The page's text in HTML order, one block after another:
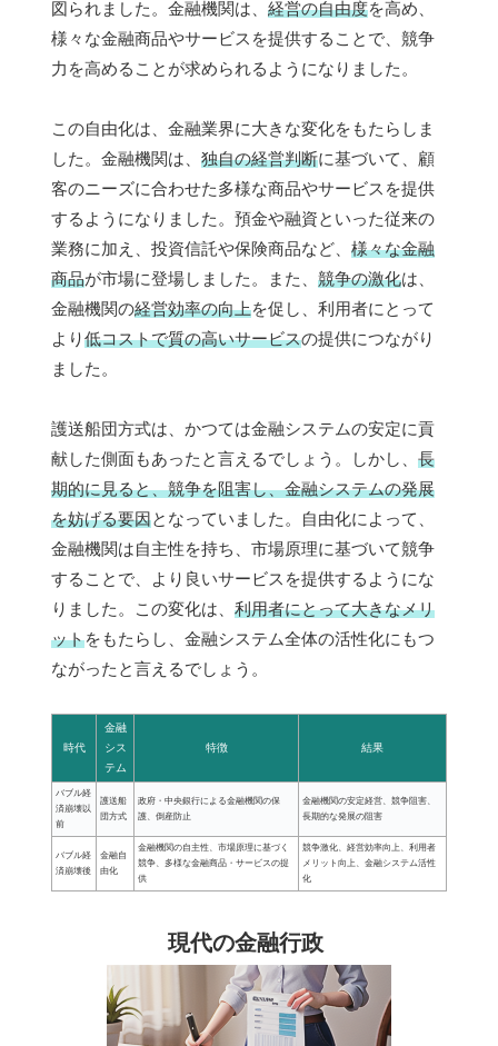
図られました。金融機関は、 経営の自由度を高め、
様々な金融商品やサービスを提供することで、競争
力を高めることが求められるようになりました。
この自由化は、金融業界に大きな変化をもたらしま
した。金融機関は、 独自の経営判断に基づいて、顧
客のニーズに合わせた多様な商品やサービスを提供
するようになりました。預金や融資といった従来の
業務に加え、投資信託や保険商品など、 様々な金融
商品が市場に登場しました。また、 競争の激化は、
金融機関の経営効率の向上を促し、利用者にとって
より低コストで質の高いサービスの提供につながり
ました。
護送船団方式は、かつては金融システムの安定に貢
献した側面もあったと言えるでしょう。しかし、 長
期的に見ると、競争を阻害し、金融システムの発展
を妨げる要因となっていました。自由化によって、
金融機関は自主性を持ち、市場原理に基づいて競争
することで、より良いサービスを提供するようにな
りました。この変化は、 利用者にとって大きなメリ
ットをもたらし、金融システム全体の活性化にもつ
ながったと言えるでしょう。
時代
金融
シス
テム
特徴 結果
バブル経
済崩壊以
前
護送船
団方式
政府・中央銀行による金融機関の保
護、倒産防止
金融機関の安定経営、競争阻害、
長期的な発展の阻害
バブル経
済崩壊後
金融自
由化
金融機関の自主性、市場原理に基づく
競争、多様な金融商品・サービスの提
供
競争激化、経営効率向上、利用者
メリット向上、金融システム活性
化
現代の金融行政